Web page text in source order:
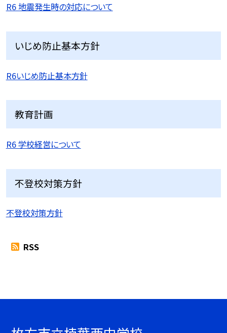
R6 地震発生時の対応について
いじめ防止基本方針
R6いじめ防止基本方針
教育計画
R6 学校経営について
不登校対策方針
不登校対策方針
RSS